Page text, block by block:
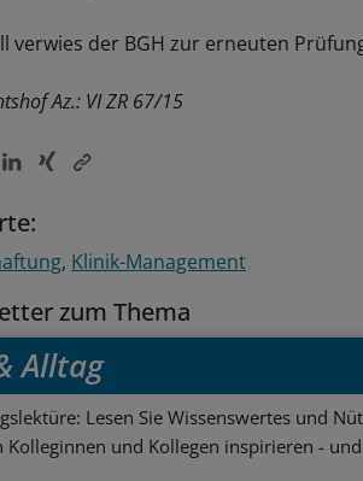
verwies der BGH zur erneuten
Az.: VI ZR 67/15
Klinik-Management
zum Thema
Alltag
Lesen Sie Wissenswertes und
Kolleginnen und Kollegen inspirieren -